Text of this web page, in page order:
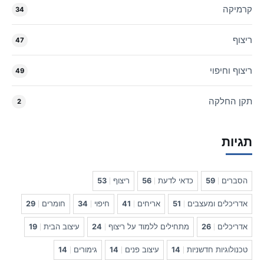
קרמיקה 34
ריצוף 47
ריצוף וחיפוי 49
תקן החלקה 2
תגיות
הסברים 59 כדאי לדעת 56 ריצוף 53
אדריכלים ומעצבים 51 אריחים 41 חיפוי 34 חומרים 29
אדריכלים 26 מתחילים ללמוד על ריצוף 24 עיצוב הבית 19
טכנולוגיות חדשניות 14 עיצוב פנים 14 גימורים 14